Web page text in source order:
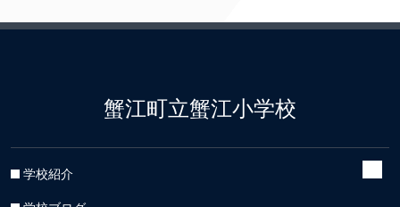
蟹江町立蟹江小学校
学校紹介